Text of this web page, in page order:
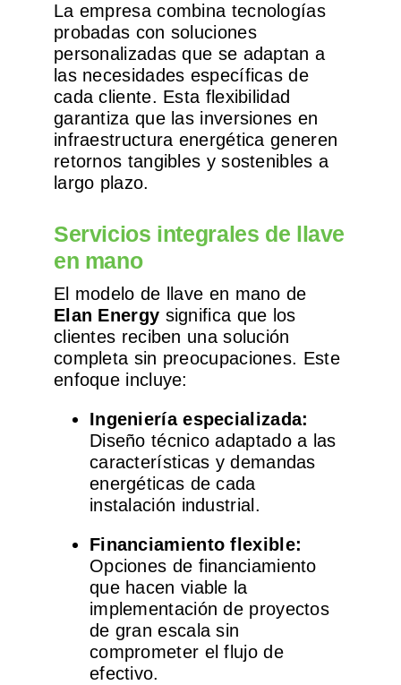
La empresa combina tecnologías
probadas con soluciones
personalizadas que se adaptan a
las necesidades específicas de
cada cliente. Esta flexibilidad
garantiza que las inversiones en
infraestructura energética generen
retornos tangibles y sostenibles a
largo plazo.
Servicios integrales de llave
en mano
El modelo de llave en mano de
Elan Energy significa que los
clientes reciben una solución
completa sin preocupaciones. Este
enfoque incluye:
Ingeniería especializada:
Diseño técnico adaptado a las
características y demandas
energéticas de cada
instalación industrial.
Financiamiento flexible:
Opciones de financiamiento
que hacen viable la
implementación de proyectos
de gran escala sin
comprometer el flujo de
efectivo.